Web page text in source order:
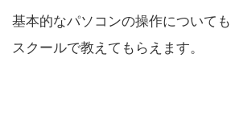
基本的なパソコンの操作について
スクールで教えてもらえます。